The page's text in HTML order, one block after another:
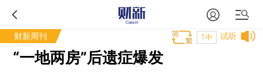
财新周刊 试听
T中
“一地两房”后遗症爆发